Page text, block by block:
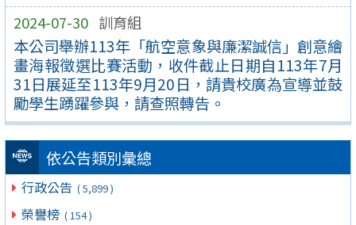
2024-07-30 訓育組
本公司舉辦113年「航空意象與廉潔誠信」創意繪
畫海報徵選比賽活動，收件截止日期自113年7月
31日展延至113年9月20日，請貴校廣為宣導並鼓
勵學生踴躍參與，請查照轉告。
依公告類別彙總
行政公告 ( 5,899 )
榮譽榜 ( 154 )